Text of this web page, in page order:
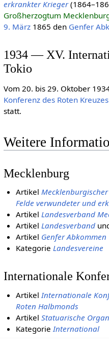
erkrankter Krieger
Großherzogtum
9. März1865 den Genfer
1934 — XV.
Tokio
Vom 20. bis 29. Oktober
Konferenz des Roten
statt.
Weitere
Mecklenburg
Artikel
Felde verwundeter und
ArtikelLandesverband
ArtikelLandesverband
Artikel Genfer Abkommen
KategorieLandesvereine
Internationale
Artikel Internationale
Roten Halbmonds
ArtikelStatuarische
Kategorie International